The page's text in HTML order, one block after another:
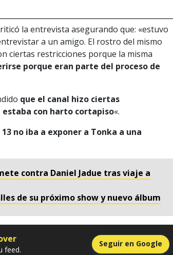
la entrevista asegurando que: «estuvo
a un amigo. El rostro del mismo
ciertas restricciones porque la misma
porque eran parte del proceso de
que el canal hizo ciertas
con harto cortapiso«.
13 no iba a exponer a Tonka a una
contra Daniel Jadue tras viaje a
de su próximo show y nuevo álbum
feed.
Seguir en Google